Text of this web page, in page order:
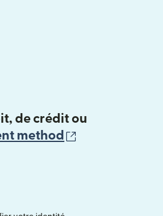
de crédit ou
method